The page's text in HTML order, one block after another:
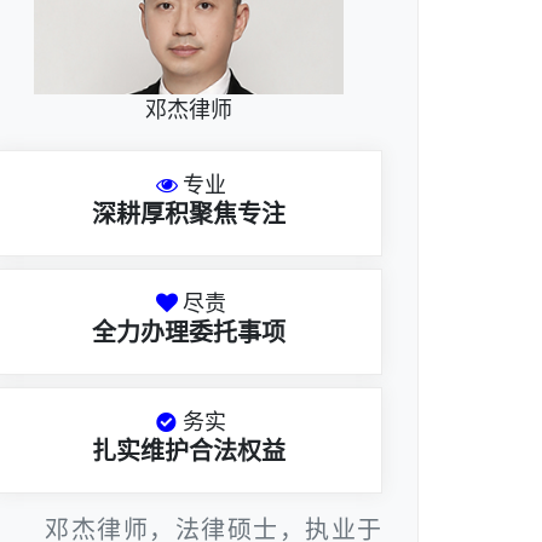
邓杰律师
专业
深耕厚积聚焦专注
尽责
全力办理委托事项
务实
扎实维护合法权益
邓杰律师，法律硕士，执业于